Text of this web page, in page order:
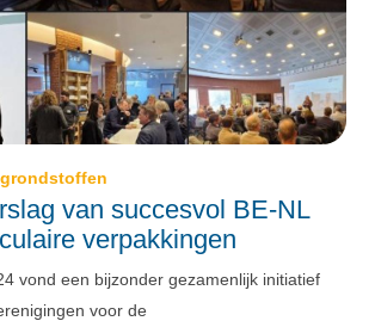
van succesvol BE-NL
verpakkingen
vond een bijzonder gezamenlijk initiatief
voor de